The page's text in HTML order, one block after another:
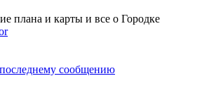
плана и карты и все о Городке
сообщению